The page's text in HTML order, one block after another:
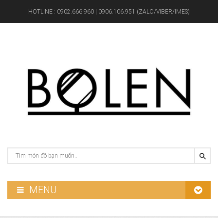
HOTLINE : 0902.666.960 | 0906.106.951 (ZALO/VIBER/IMES)
MENU